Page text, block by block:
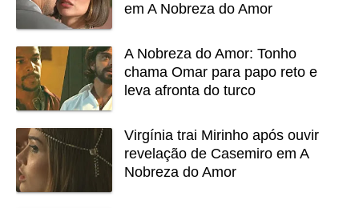
em A Nobreza do Amor
A Nobreza do Amor: Tonho
chama Omar para papo reto e
leva afronta do turco
Virgínia trai Mirinho após ouvir
revelação de Casemiro em A
Nobreza do Amor